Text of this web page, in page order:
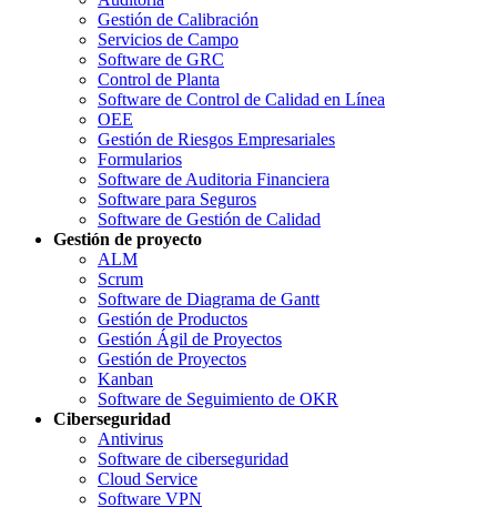
Gestión de Calibración
Servicios de Campo
Software de GRC
Control de Planta
Software de Control de Calidad en Línea
OEE
Gestión de Riesgos Empresariales
Formularios
Software de Auditoria Financiera
Software para Seguros
Software de Gestión de Calidad
Gestión de proyecto
ALM
Scrum
Software de Diagrama de Gantt
Gestión de Productos
Gestión Ágil de Proyectos
Gestión de Proyectos
Kanban
Software de Seguimiento de OKR
Ciberseguridad
Antivirus
Software de ciberseguridad
Cloud Service
Software VPN